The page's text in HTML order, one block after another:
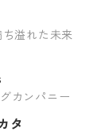
溢れた未来
カンパニー
タ